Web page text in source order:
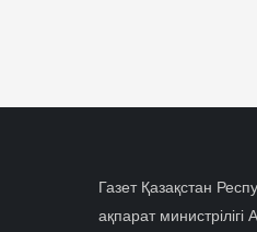
Газет Қазақстан
ақпарат